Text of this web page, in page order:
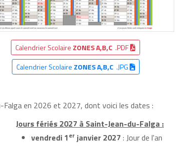
Calendrier Scolaire ZONES A,B,C .PDF
Calendrier Scolaire ZONES A,B,C.JPG
Falga en 2026 et 2027, dont voici les dates :
Jours fériés 2027 à Saint-Jean-du-Falga :
vendredi 1erjanvier 2027: Jour de l'an